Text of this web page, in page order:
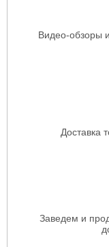
Видео-обзоры
Доставка
Заведем и